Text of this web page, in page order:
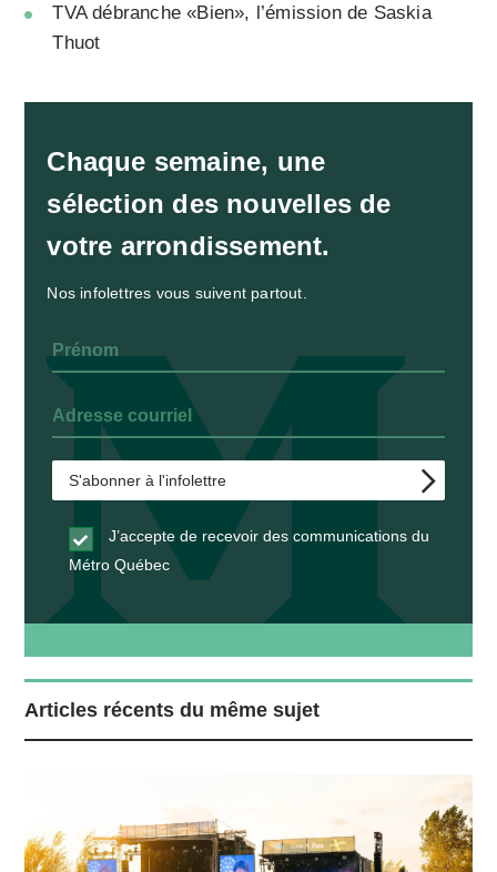
TVA débranche «Bien», l’émission de Saskia
Thuot
Chaque semaine, une
sélection des nouvelles de
votre arrondissement.
Nos infolettres vous suivent partout.
J’accepte de recevoir des communications du
Métro Québec
Articles récents du même sujet